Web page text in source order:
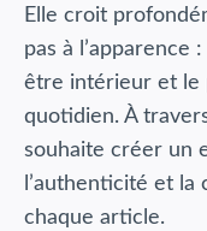
Elle croit
pas à l’apparence
être intérieur et le
quotidien. À
souhaite créer un
l’authenticité et
chaque article.